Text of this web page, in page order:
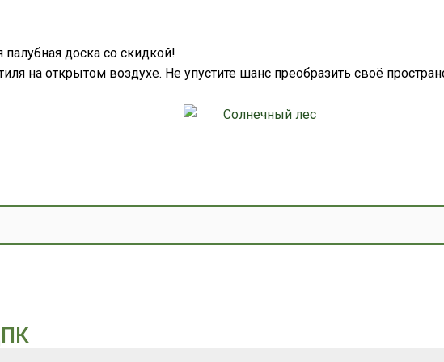
доска со скидкой!
на открытом воздухе. Не упустите шанс преобразить своё